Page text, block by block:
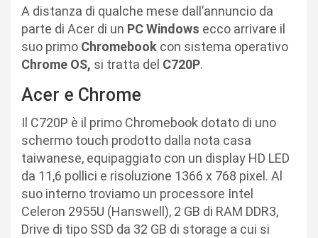
A distanza di qualche mese dall’annuncio da
parte di Acer di un PC Windows ecco arrivare il
suo primo Chromebook con sistema operativo
Chrome OS, si tratta del C720P.
Acer e Chrome
Il C720P è il primo Chromebook dotato di uno
schermo touch prodotto dalla nota casa
taiwanese, equipaggiato con un display HD LED
da 11,6 pollici e risoluzione 1366 x 768 pixel. Al
suo interno troviamo un processore Intel
Celeron 2955U (Hanswell), 2 GB di RAM DDR3,
Drive di tipo SSD da 32 GB di storage a cui si